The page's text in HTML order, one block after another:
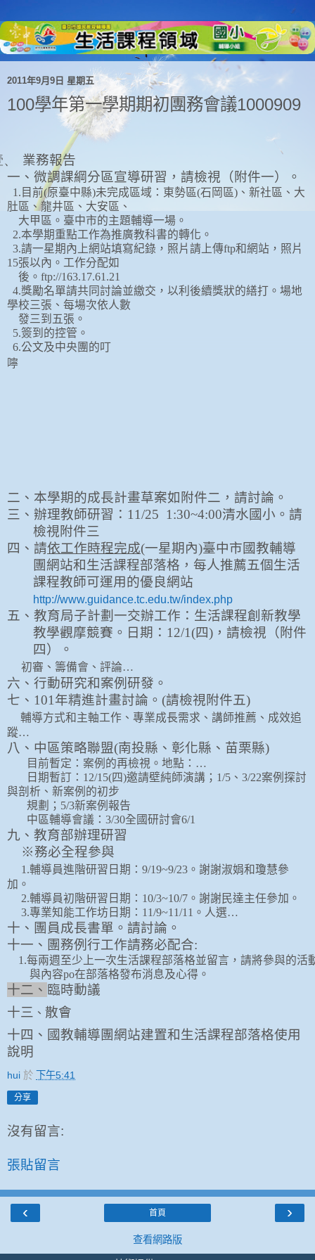
2011年9月9日 星期五
100學年第一學期期初團務會議1000909
業務報告
一、微調課綱分區宣導研習，請檢視（附件一）。
1. 目前(原臺中縣)未完成區域：東勢區(石岡區) 、新社區、大
肚區、龍井區、大安區、
大甲區。臺中市的主題輔導一場。
2.本學期重點工作為推廣教科書的轉化。
3.請一星期內上網站填寫紀錄，照片請上傳ftp和網站，照片
15張以內。工作分配如
後。 ftp://163.17.61.21
4.獎勵名單請共同討論並繳交，以利後續獎狀的繕打。場地
學校三張、每場次依人數
發三到五張。
5.簽到的控管。
6.公文及中央團的叮
嚀
二、本學期的成長計畫草案如附件二，請討論。
三、辦理教師研習： 11/25 1:30~4:00清水國小。請
檢視附件三
四、請依工作時程完成(一星期內)臺中市國教輔導
團網站和生活課程部落格，每人推薦五個生活
課程教師可運用的優良網站
http://www.guidance.tc.edu.tw/index.php
五、教育局子計劃一交辦工作：生活課程創新教學
教學觀摩競賽。日期： 12/1(四) ，請檢視（附件
四）。
初審、籌備會、評論…
六、行動研究和案例研發。
七、 101 年精進計畫討論。 (請檢視附件五)
輔導方式和主軸工作、專業成長需求、講師推薦、成效追
蹤…
八、中區策略聯盟(南投縣、彰化縣、苗栗縣)
目前暫定：案例的再檢視。地點：…
日期暫訂： 12/15(四)邀請壁純師演講； 1/5 、 3/22案例探討
與剖析、新案例的初步
規劃； 5/3新案例報告
中區輔導會議： 3/30全國研討會6/1
九、教育部辦理研習
※務必全程參與
1.輔導員進階研習日期： 9/19~9/23 。謝謝淑娟和瓊慧參
加。
2.輔導員初階研習日期： 10/3~10/7 。謝謝民達主任參加。
3.專業知能工作坊日期： 11/9~11/11 。人選…
十、團員成長書單。請討論。
十一、團務例行工作請務必配合:
1.每兩週至少上一次生活課程部落格並留言， 請將參與的活
與內容po在部落格發布消息及心得 。
十二、 臨時動議
十三 、 散會
十四、國教輔導團網站建置和生活課程部落格使用
說明
hui 於 下午5:41
分享
沒有留言:
張貼留言
‹ ›
首頁
查看網路版